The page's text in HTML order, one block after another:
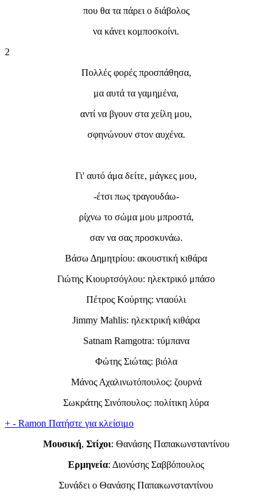
που θα τα πάρει ο διάβολος
να κάνει κομποσκοίνι.
2
Πολλές φορές προσπάθησα,
μα αυτά τα γαμημένα,
αντί να βγουν στα χείλη μου,
σφηνώνουν στον αυχένα.
Γι' αυτό άμα δείτε, μάγκες μου,
-έτσι πως τραγουδάω-
ρίχνω το σώμα μου μπροστά,
σαν να σας προσκυνάω.
Βάσω Δημητρίου: ακουστική κιθάρα
Γιώτης Κιουρτσόγλου: ηλεκτρικό μπάσο
Πέτρος Κούρτης: νταούλι
Jimmy Mahlis: ηλεκτρική κιθάρα
Satnam Ramgotra: τύμπανα
Φώτης Σιώτας: βιόλα
Μάνος Αχαλινωτόπουλος: ζουρνά
Σωκράτης Σινόπουλος: πολίτικη λύρα
+ - Ramon Πατήστε για κλείσιμο
Μουσική, Στίχοι: Θανάσης Παπακωνσταντίνου
Ερμηνεία: Διονύσης Σαββόπουλος
Συνάδει ο Θανάσης Παπακωνσταντίνου